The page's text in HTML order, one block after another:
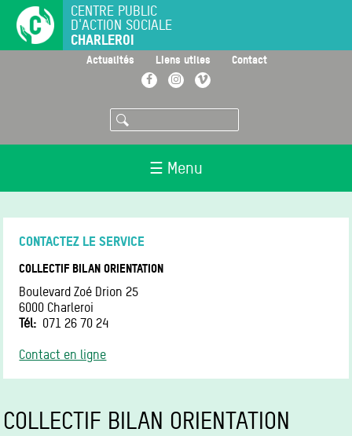
principal
CENTRE PUBLIC
D'ACTION SOCIALE
CHARLEROI
Actualités Liens utiles Contact
FacebookInstagramVimeo
Rechercher
☰ Menu
CONTACTEZ LE SERVICE
COLLECTIF BILAN ORIENTATION
Boulevard Zoé Drion 25
6000 Charleroi
Tél
071 26 70 24
Contact en ligne
COLLECTIF BILAN ORIENTATION